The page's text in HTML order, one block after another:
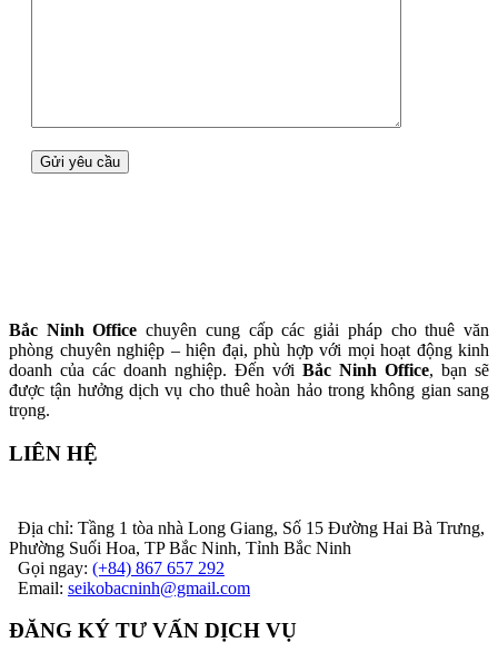
Bắc Ninh Office chuyên cung cấp các giải pháp cho thuê văn
phòng chuyên nghiệp – hiện đại, phù hợp với mọi hoạt động kinh
doanh của các doanh nghiệp. Đến với Bắc Ninh Office, bạn sẽ
được tận hưởng dịch vụ cho thuê hoàn hảo trong không gian sang
trọng.
LIÊN HỆ
Địa chỉ: Tầng 1 tòa nhà Long Giang, Số 15 Đường Hai Bà Trưng,
Phường Suối Hoa, TP Bắc Ninh, Tỉnh Bắc Ninh
Gọi ngay: (+84) 867 657 292
Email: seikobacninh@gmail.com
ĐĂNG KÝ TƯ VẤN DỊCH VỤ